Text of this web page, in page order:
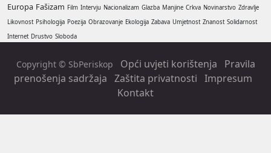
Europa Fašizam Film Intervju Nacionalizam Glazba Manjine Crkva Novinarstvo Zdravlje
Likovnost Psihologija Poezija Obrazovanje Ekologija Zabava Umjetnost Znanost Solidarnost
Internet Drustvo Sloboda
Copyright © SbPeriskop Opći uvjeti korištenja
Pravila
prenošenja sadržaja Zaštita privatnosti Impresum
Kontakt